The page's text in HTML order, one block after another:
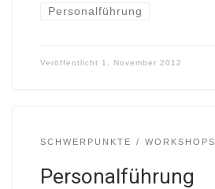
Personalführung
Veröffentlicht 1. November 2012
SCHWERPUNKTE WORKSHOPS
Personalführung